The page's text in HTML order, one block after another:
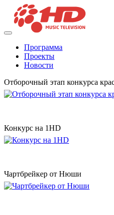
Программа
Проекты
Новости
Отборочный этап конкурса
Конкурс на 1HD
Чартбрейкер от Нюши